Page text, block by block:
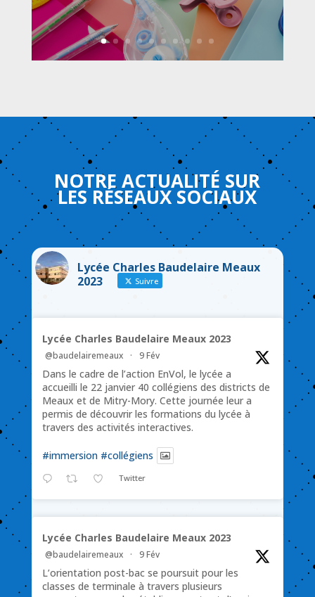
NOTREACTUALITÉ SUR
LES RÉSEAUX SOCIAUX
Lycée Charles Baudelaire Meaux
2023
Suivre
Lycée Charles Baudelaire Meaux 2023
@baudelairemeaux · 9 Fév
Dans le cadre de l’action EnVol, le lycée a
accueilli le 22 janvier 40 collégiens des districts de
Meaux et de Mitry-Mory. Cette journée leur a
permis de découvrir les formations du lycée à
travers des activités interactives.
#immersion #collégiens
Twitter
Lycée Charles Baudelaire Meaux 2023
@baudelairemeaux · 9 Fév
L’orientation post-bac se poursuit pour les
classes de terminale à travers plusieurs